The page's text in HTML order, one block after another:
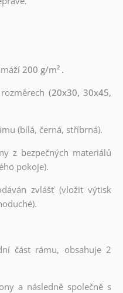
200 g/m² .
(20x30, 30x45,
(bílá, černá, stříbrná).
z bezpečných materiálů
pokoje).
zvlášť (vložit výtisk
část rámu, obsahuje 2
a následně společně s